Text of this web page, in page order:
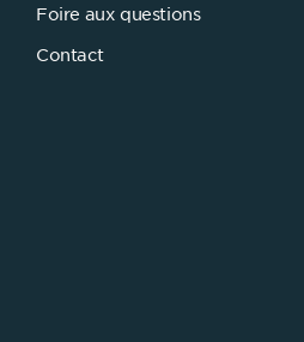
Foire aux questions
Contact